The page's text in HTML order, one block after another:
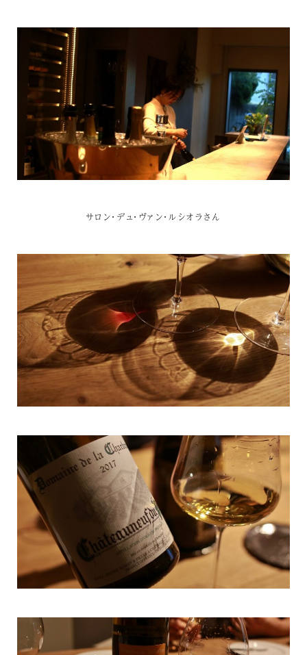
サロン・デュ・ヴァン・ルシオラさん